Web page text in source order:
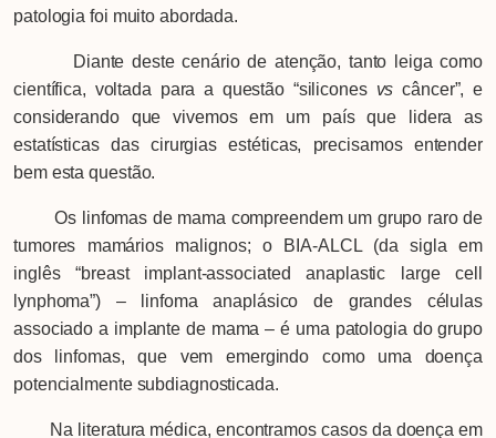
patologia foi muito abordada.
Diante deste cenário de atenção, tanto leiga como
científica, voltada para a questão “silicones vs câncer”, e
considerando que vivemos em um país que lidera as
estatísticas das cirurgias estéticas, precisamos entender
bem esta questão.
Os linfomas de mama compreendem um grupo raro de
tumores mamários malignos; o BIA-ALCL (da sigla em
inglês “breast implant-associated anaplastic large cell
lynphoma”) – linfoma anaplásico de grandes células
associado a implante de mama – é uma patologia do grupo
dos linfomas, que vem emergindo como uma doença
potencialmente subdiagnosticada.
Na literatura médica, encontramos casos da doença em